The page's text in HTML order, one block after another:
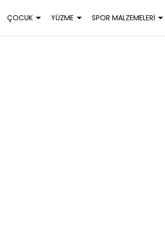
ÇOCUK YÜZME SPOR MALZEMELERİ